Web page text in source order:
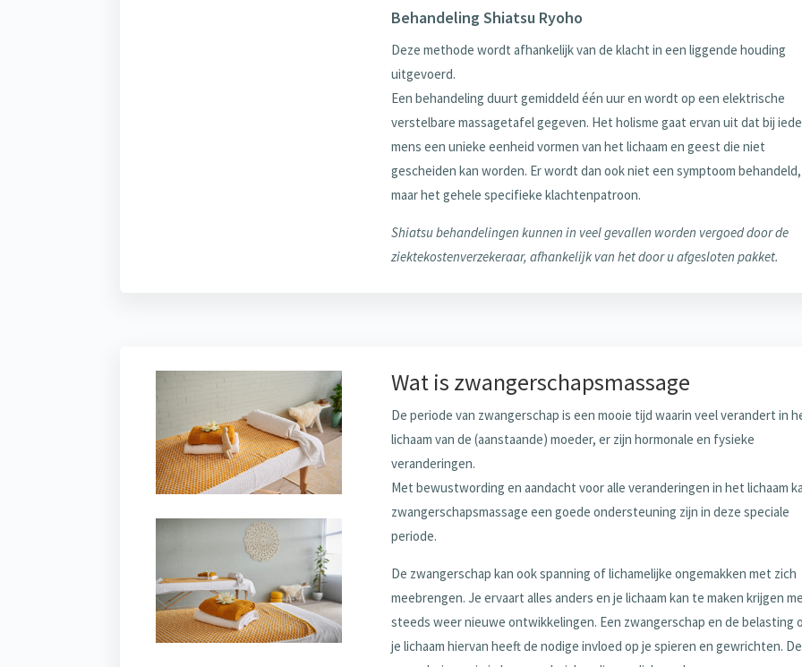
Behandeling Shiatsu Ryoho
Deze methode wordt afhankelijk van de klacht in een liggende houding
uitgevoerd.
Een behandeling duurt gemiddeld één uur en wordt op een elektrische
verstelbare massagetafel gegeven. Het holisme gaat ervan uit dat bij
mens een unieke eenheid vormen van het lichaam en geest die niet
gescheiden kan worden. Er wordt dan ook niet een symptoom behandeld,
maar het gehele specifieke klachtenpatroon.
Shiatsu behandelingen kunnen in veel gevallen worden vergoed door de
ziektekostenverzekeraar, afhankelijk van het door u afgesloten pakket.
Wat is zwangerschapsmassage
De periode van zwangerschap is een mooie tijd waarin veel verandert in
lichaam van de (aanstaande) moeder, er zijn hormonale en fysieke
veranderingen.
Met bewustwording en aandacht voor alle veranderingen in het lichaam
zwangerschapsmassage een goede ondersteuning zijn in deze speciale
periode.
De zwangerschap kan ook spanning of lichamelijke ongemakken met zich
meebrengen. Je ervaart alles anders en je lichaam kan te maken krijgen
steeds weer nieuwe ontwikkelingen. Een zwangerschap en de belasting
je lichaam hiervan heeft de nodige invloed op je spieren en gewrichten. De